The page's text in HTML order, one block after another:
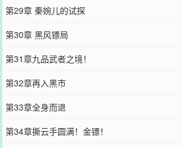
第29章 秦婉儿的试探
第30章 黑风镖局
第31章九品武者之境！
第32章再入黑市
第33章全身而退
第34章撕云手圆满！金镖！